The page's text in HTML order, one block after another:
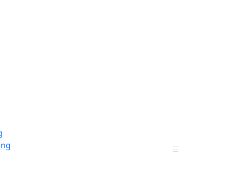
nun in Pension. Im Rahmen einer